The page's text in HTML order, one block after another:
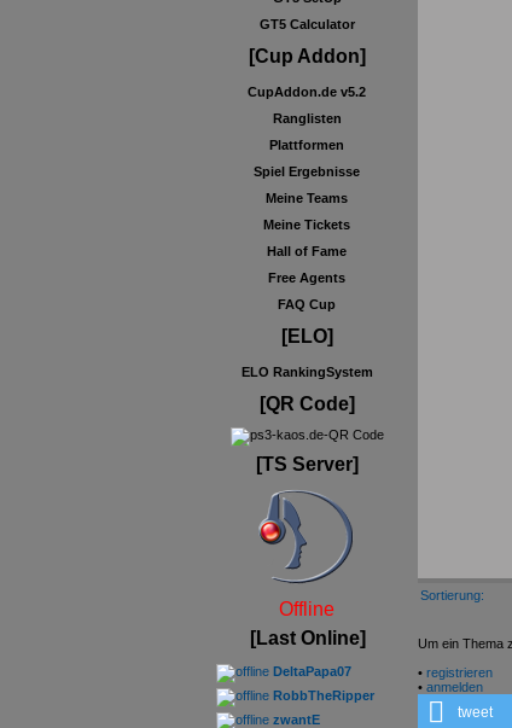
GT5 Calculator
[Cup Addon]
CupAddon.de v5.2
Ranglisten
Plattformen
Spiel Ergebnisse
Meine Teams
Meine Tickets
Hall of Fame
Free Agents
FAQ Cup
[ELO]
ELO RankingSystem
[QR Code]
[TS Server]
Offline
[Last Online]
DeltaPapa07
RobbTheRipper
zwantE
Sortierung:
Um ein Thema
• registrieren
• anmelden
tweet